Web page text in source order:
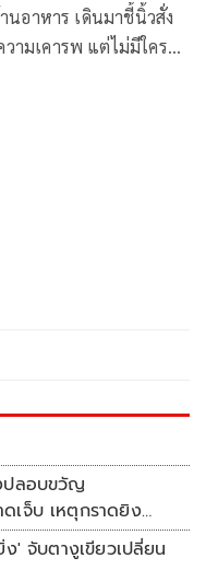
นอาหาร เดินมาชี้นิ้วสั่ง
มเคารพ แต่ไม่มีใครทำ
ปลอบขวัญ
ดเจ็บ เหตุกราดยิง
จับตางูเขียวเปลี่ยน